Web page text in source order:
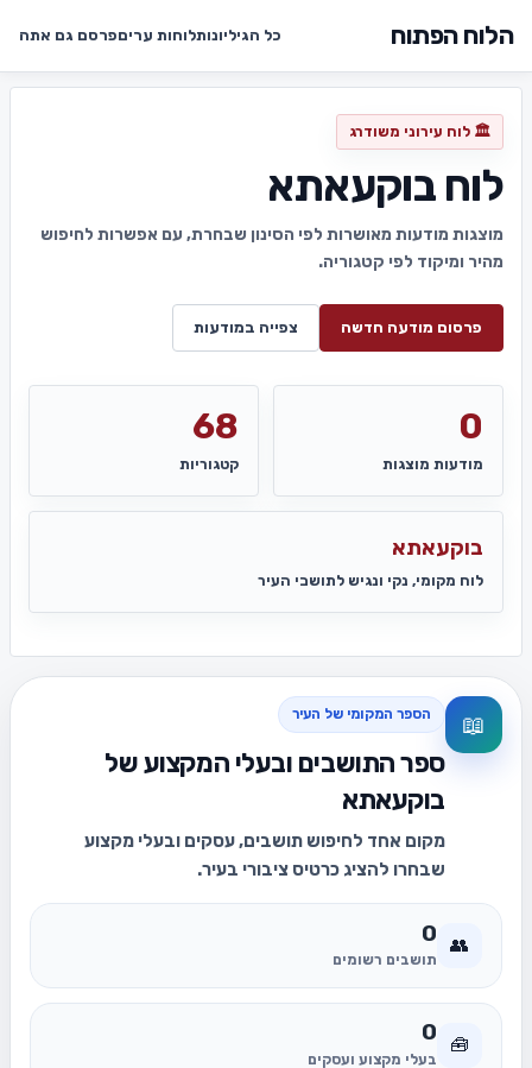
הלוח הפתוח כל הגיליונותלוחות עריםפרסם גם אתה
🏛️ לוח עירוני משודרג
לוח בוקעאתא
מוצגות מודעות מאושרות לפי הסינון שבחרת, עם אפשרות לחיפוש
מהיר ומיקוד לפי קטגוריה.
פרסום מודעה חדשה צפייה במודעות
0
מודעות מוצגות
68
קטגוריות
בוקעאתא
לוח מקומי, נקי ונגיש לתושבי העיר
📖 הספר המקומי של העיר
ספר התושבים ובעלי המקצוע של
בוקעאתא
מקום אחד לחיפוש תושבים, עסקים ובעלי מקצוע
שבחרו להציג כרטיס ציבורי בעיר.
👥
0
תושבים רשומים
🧰
0
בעלי מקצוע ועסקים